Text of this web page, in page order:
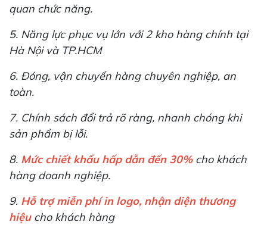
quan chức năng.
5. Năng lực phục vụ lớn với 2 kho hàng chính tại
Hà Nội và TP.HCM
6. Đóng, vận chuyển hàng chuyên nghiệp, an
toàn.
7. Chính sách đổi trả rõ ràng, nhanh chóng khi
sản phẩm bị lỗi.
8. Mức chiết khấu hấp dẫn đến 30%cho khách
hàng doanh nghiệp.
9. Hỗ trợ miễn phí in logo, nhận diện thương
hiệucho khách hàng